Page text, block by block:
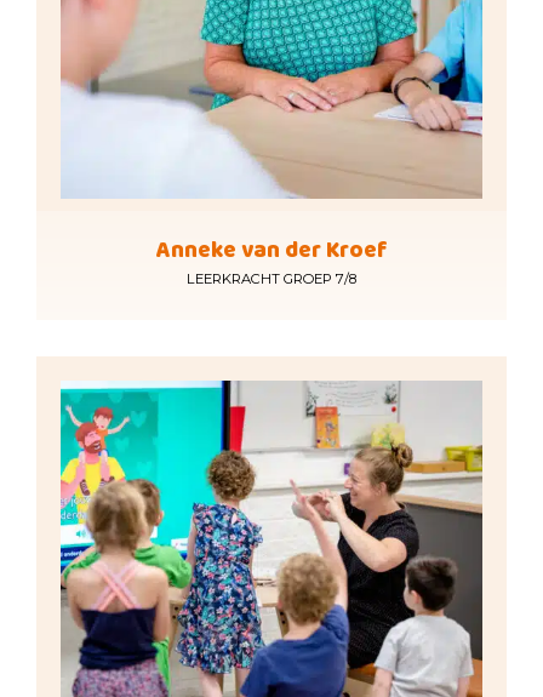
Anneke van der Kroef
LEERKRACHT GROEP 7/8